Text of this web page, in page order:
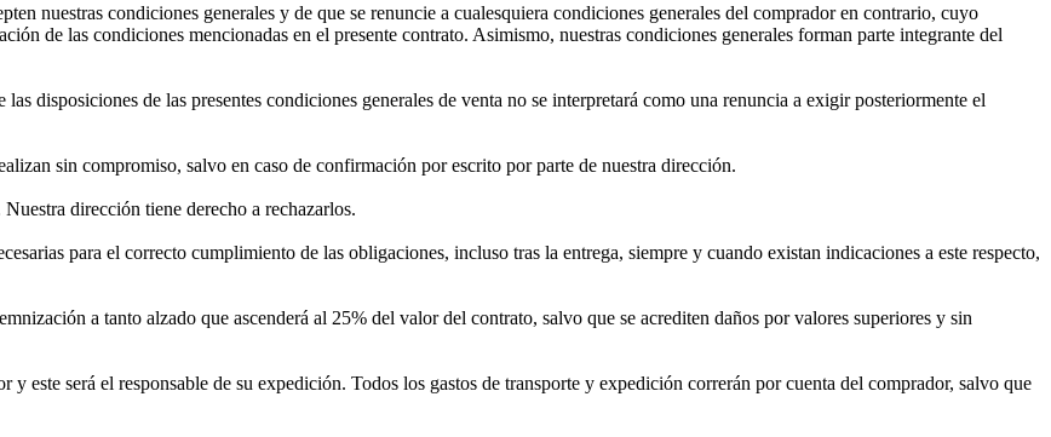
nuestras condiciones generales y de que se renuncie a cualesquiera condiciones generales del comprador en contrario, cuyo
de las condiciones mencionadas en el presente contrato. Asimismo, nuestras condiciones generales forman parte integrante del
disposiciones de las presentes condiciones generales de venta no se interpretará como una renuncia a exigir posteriormente el
sin compromiso, salvo en caso de confirmación por escrito por parte de nuestra dirección.
dirección tiene derecho a rechazarlos.
para el correcto cumplimiento de las obligaciones, incluso tras la entrega, siempre y cuando existan indicaciones a este respecto,
a tanto alzado que ascenderá al 25% del valor del contrato, salvo que se acrediten daños por valores superiores y sin
este será el responsable de su expedición. Todos los gastos de transporte y expedición correrán por cuenta del comprador, salvo que